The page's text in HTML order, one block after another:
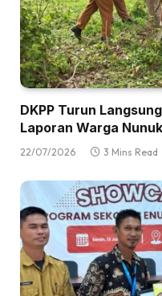
DKPP Turun
Laporan Warga
22/07/2026 3 Mins Read